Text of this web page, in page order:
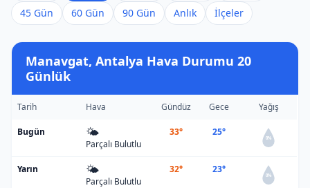
45 Gün
60 Gün 90 Gün Anlık İlçeler
Manavgat, Antalya Hava Durumu 20
Günlük
Tarih Hava Gündüz Gece Yağış
Bugün 🌤️
Parçalı Bulutlu
33° 25°
0%
Yarın 🌤️
Parçalı Bulutlu
32° 23°
0%